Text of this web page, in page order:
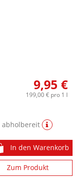
9,95 €
199,00 €pro 1 l
abholbereit
In den Warenkorb
Zum Produkt